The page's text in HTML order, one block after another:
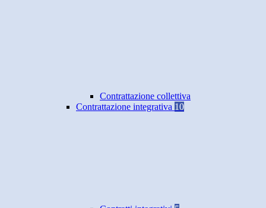
Contrattazione collettiva
Contrattazione integrativa 10